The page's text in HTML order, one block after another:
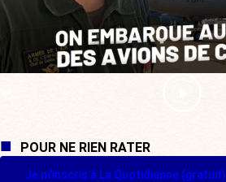
POUR NE RIEN RATER
Je m'inscris à La Quotidienne (gratuit)